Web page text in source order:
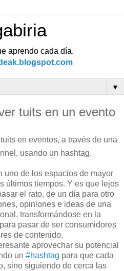
aprendo cada día.
▼
tuits en un evento
en eventos, a través de una
usando un hashtag.
uno de los espacios de mayor
últimos tiempos. Y es que lejos
el rato, de un día para otro
opiniones e ideas de una
transformándose en la
pasar de ser consumidores
de contenido.
aprovechar su potencial
un #hashtag para que cada
sino siguiendo de cerca las